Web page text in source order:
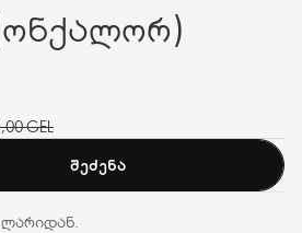
GEL
ᲨᲔᲫᲔᲜᲐ
ლარიდან.